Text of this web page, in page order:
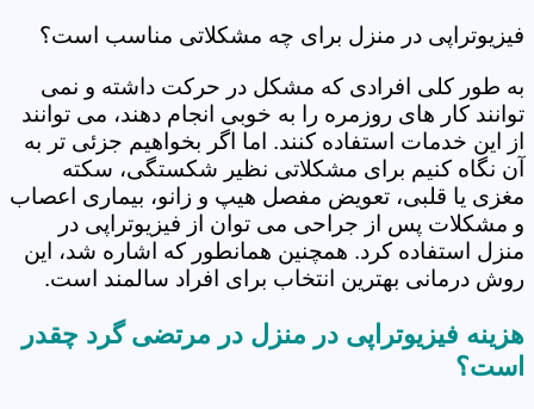
فیزیوتراپی در منزل برای چه مشکلاتی مناسب است؟
به طور کلی افرادی که مشکل در حرکت داشته و نمی
توانند کار های روزمره را به خوبی انجام دهند، می توانند
از این خدمات استفاده کنند. اما اگر بخواهیم جزئی تر به
آن نگاه کنیم برای مشکلاتی نظیر شکستگی، سکته
مغزی یا قلبی، تعویض مفصل هیپ و زانو، بیماری اعصاب
و مشکلات پس از جراحی می توان از فیزیوتراپی در
منزل استفاده کرد. همچنین همانطور که اشاره شد، این
روش درمانی بهترین انتخاب برای افراد سالمند است.
هزینه فیزیوتراپی در منزل در مرتضی گرد‎ چقدر
است؟